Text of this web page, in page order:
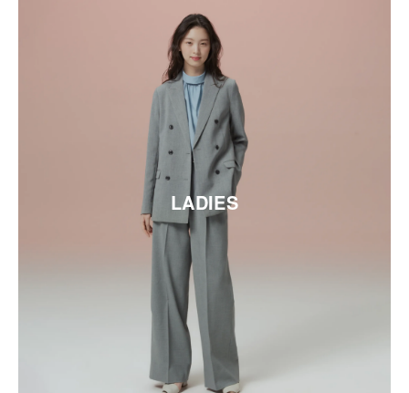
LADIES